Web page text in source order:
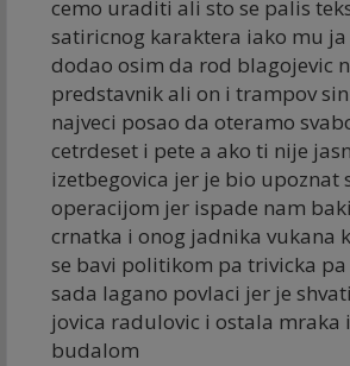
cemo uraditi ali sto se palis
satiricnog karaktera iako mu
dodao osim da rod blagojevic
predstavnik ali on i trampov
najveci posao da oteramo
cetrdeset i pete a ako ti nije
izetbegovica jer je bio upoznat
operacijom jer ispade nam
crnatka i onog jadnika vukana
se bavi politikom pa trivicka
sada lagano povlaci jer je
jovica radulovic i ostala mraka
budalom